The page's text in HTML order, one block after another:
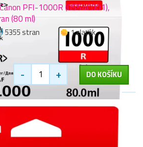
PFI-1000R (0554C001),
(80 ml)
5355 stran
1 zlaťák
- + DO KOŠÍKU